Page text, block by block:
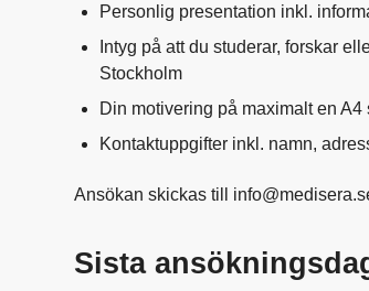
Personlig presentation inkl.
Intyg på att du studerar, forskar
Stockholm
Din motivering på maximalt en
Kontaktuppgifter inkl. namn,
Ansökan skickas till
Sista